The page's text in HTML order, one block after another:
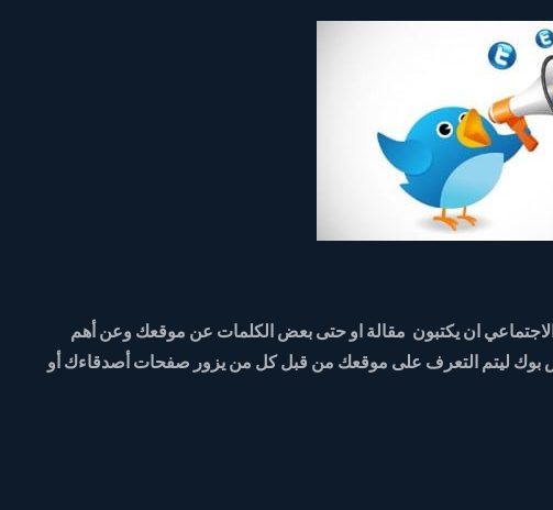
ان يكتبون مقالة او حتى بعض الكلمات عن موقعك وعن أهم
بوك ليتم التعرف على موقعك من قبل كل من يزور صفحات أصدقاءك أو